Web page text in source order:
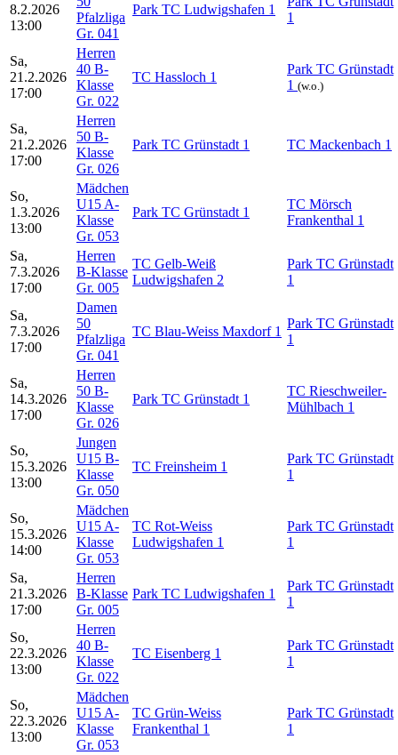
8.2.2026
13:00
Pfalzliga
Gr. 041
Park TC Ludwigshafen 1
1
Sa,
21.2.2026
17:00
Herren
40 B-
Klasse
Gr. 022
TC Hassloch 1
Park TC Grünstadt
1 (w.o.)
Sa,
21.2.2026
17:00
Herren
50 B-
Klasse
Gr. 026
Park TC Grünstadt 1 TC Mackenbach 1
So,
1.3.2026
13:00
Mädchen
U15 A-
Klasse
Gr. 053
Park TC Grünstadt 1
TC Mörsch
Frankenthal 1
Sa,
7.3.2026
17:00
Herren
B-Klasse
Gr. 005
TC Gelb-Weiß
Ludwigshafen 2
Park TC Grünstadt
1
Sa,
7.3.2026
17:00
Damen
50
Pfalzliga
Gr. 041
TC Blau-Weiss Maxdorf 1
Park TC Grünstadt
1
Sa,
14.3.2026
17:00
Herren
50 B-
Klasse
Gr. 026
Park TC Grünstadt 1
TC Rieschweiler-
Mühlbach 1
So,
15.3.2026
13:00
Jungen
U15 B-
Klasse
Gr. 050
TC Freinsheim 1
Park TC Grünstadt
1
So,
15.3.2026
14:00
Mädchen
U15 A-
Klasse
Gr. 053
TC Rot-Weiss
Ludwigshafen 1
Park TC Grünstadt
1
Sa,
21.3.2026
17:00
Herren
B-Klasse
Gr. 005
Park TC Ludwigshafen 1
Park TC Grünstadt
1
So,
22.3.2026
13:00
Herren
40 B-
Klasse
Gr. 022
TC Eisenberg 1
Park TC Grünstadt
1
So,
22.3.2026
13:00
Mädchen
U15 A-
Klasse
Gr. 053
TC Grün-Weiss
Frankenthal 1
Park TC Grünstadt
1